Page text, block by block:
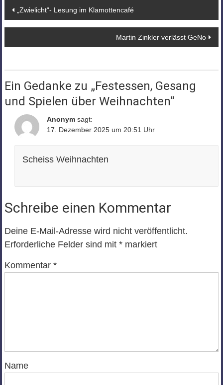
Beitragsnavigation
„Zwielicht“- Lesung im Klamottencafé
Martin Zinkler verlässt GeNo
Ein Gedanke zu „Festessen, Gesang
und Spielen über Weihnachten“
Anonym sagt:
17. Dezember 2025 um 20:51 Uhr
Scheiss Weihnachten
Schreibe einen Kommentar
Deine E-Mail-Adresse wird nicht veröffentlicht.
Erforderliche Felder sind mit *markiert
Kommentar *
Name